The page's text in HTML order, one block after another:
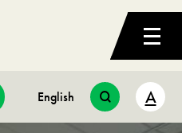
English A